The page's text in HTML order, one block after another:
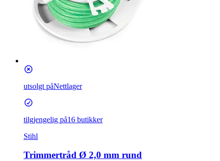
utsolgt påNettlager
tilgjengelig på16 butikker
Stihl
Trimmertråd Ø 2,0 mm rund